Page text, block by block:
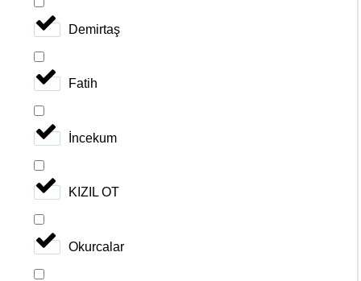
Demirtaş
Fatih
İncekum
KIZIL OT
Okurcalar